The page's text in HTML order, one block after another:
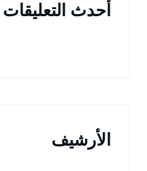
أحدث التعليقات
الأرشيف